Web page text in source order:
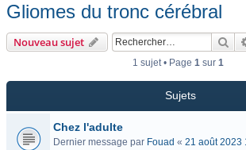
Gliomes du tronc cérébral
Nouveau sujet
1 sujet • Page 1sur 1
Sujets
Chez l'adulte
Dernier message par Fouad « 21 août 2023